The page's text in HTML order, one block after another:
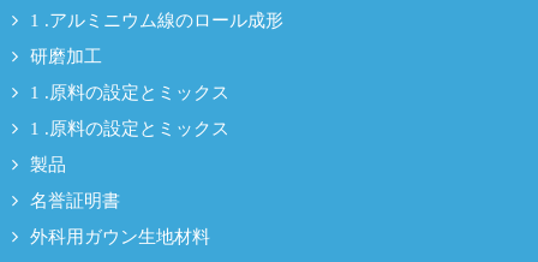
1 .アルミニウム線のロール成形
研磨加工
1 .原料の設定とミックス
1 .原料の設定とミックス
製品
名誉証明書
外科用ガウン生地材料